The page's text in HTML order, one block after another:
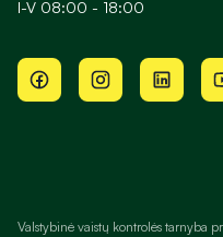
I-V 08:00 - 18:00
Valstybinė vaistų kontrolės tarnyba